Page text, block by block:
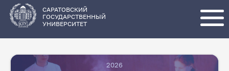
основному
содержанию
САРАТОВСКИЙ
ГОСУДАРСТВЕННЫЙ
УНИВЕРСИТЕТ
2026